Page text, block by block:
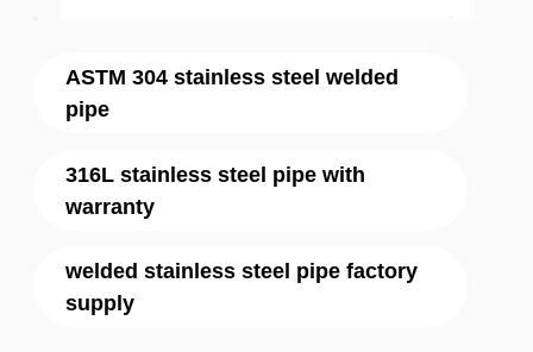
ASTM 304 stainless steel welded
pipe
316L stainless steel pipe with
warranty
welded stainless steel pipe factory
supply